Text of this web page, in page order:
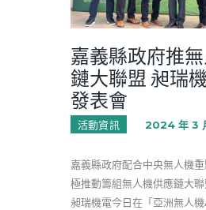
嘉義縣政府推
鏈大聯盟 昶瑞
發表會
活動資訊 2024 年 3
嘉義縣政府配合中央無人機
極推動籌組無人機供應鏈大
昶瑞機電今日在「亞洲無人